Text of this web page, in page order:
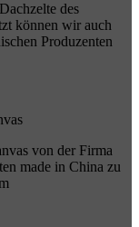
des
können wir auch
Produzenten
von der Firma
made in China zu